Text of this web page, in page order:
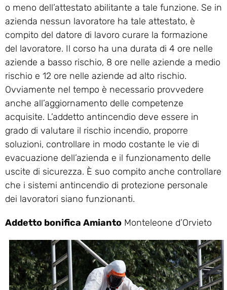
o meno dell’attestato abilitante a tale funzione. Se in
azienda nessun lavoratore ha tale attestato, è
compito del datore di lavoro curare la formazione
del lavoratore. Il corso ha una durata di 4 ore nelle
aziende a basso rischio, 8 ore nelle aziende a medio
rischio e 12 ore nelle aziende ad alto rischio.
Ovviamente nel tempo è necessario provvedere
anche all’aggiornamento delle competenze
acquisite. L’addetto antincendio deve essere in
grado di valutare il rischio incendio, proporre
soluzioni, controllare in modo costante le vie di
evacuazione dell’azienda e il funzionamento delle
uscite di sicurezza. È suo compito anche controllare
che i sistemi antincendio di protezione personale
dei lavoratori siano funzionanti.
Addetto bonifica Amianto Monteleone d’Orvieto